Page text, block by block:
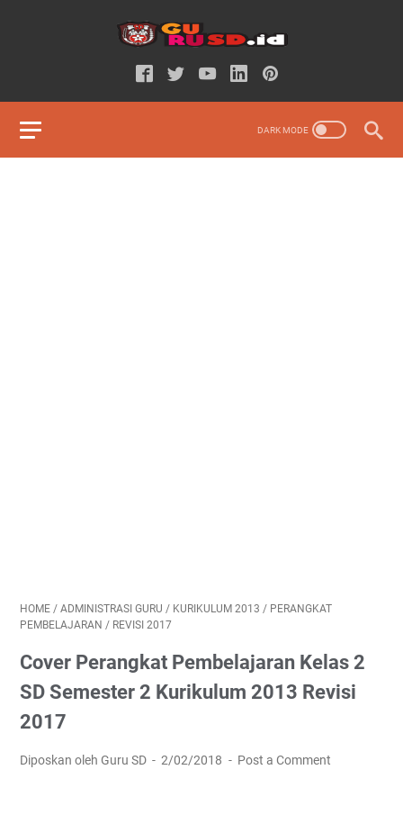
HOME / ADMINISTRASI GURU / KURIKULUM 2013 / PERANGKAT
PEMBELAJARAN / REVISI 2017
Cover Perangkat Pembelajaran Kelas 2
SD Semester 2 Kurikulum 2013 Revisi
2017
Diposkan oleh Guru SD 2/02/2018 Post a Comment